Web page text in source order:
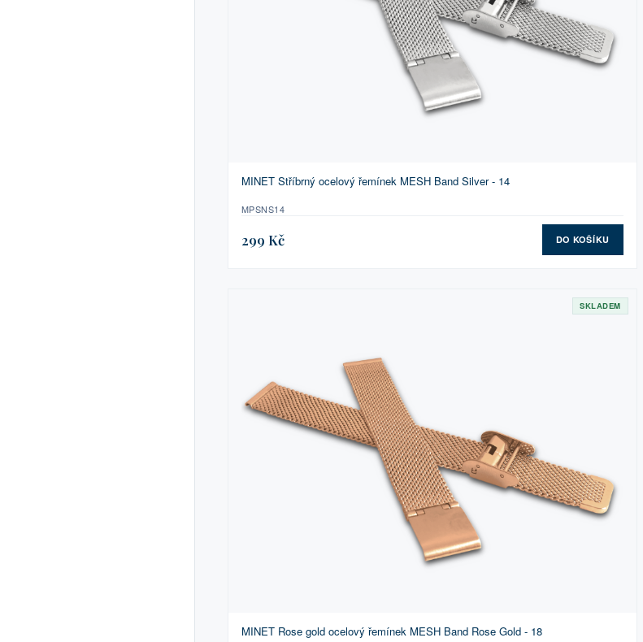
MINET Stříbrný ocelový řemínek MESH Band Silver - 14
MPSNS14
299 Kč DO KOŠÍKU
SKLADEM
MINET Rose gold ocelový řemínek MESH Band Rose Gold - 18